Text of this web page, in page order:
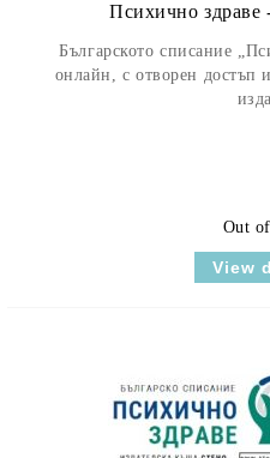
Психично здраве
Българското списание
онлайн, с отворен достъп
Out
View